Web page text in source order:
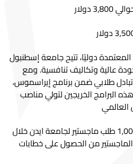
4,750.00$
4,750.00$
10%
دولار
دوليًا، تتيح جامعة إسطنبول
عالية وتكاليف تنافسية. ومع
طلابي ضمن برنامج إيراسموس،
البرامج الخريجين لتولي مناصب
قامت وكالة امتياز بمعالجة أكثر من 1,000 طلب ماجستير لجامعة ايدن خلال
80% من طلاب الماجستير من الحصول على خطابات